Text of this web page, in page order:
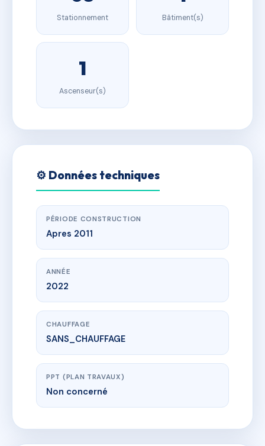
Stationnement Bâtiment(s)
1
Ascenseur(s)
⚙️ Données techniques
PÉRIODE CONSTRUCTION
Apres 2011
ANNÉE
2022
CHAUFFAGE
SANS_CHAUFFAGE
PPT (PLAN TRAVAUX)
Non concerné